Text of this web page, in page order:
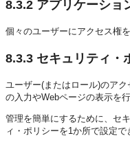
8.3.2 アプリケーショ
個々のユーザーにアクセス権
8.3.3 セキュリティ・
ユーザー(またはロール)のア
の入力やWebページの表示を
管理を簡単にするために、セ
ィ・ポリシーを1か所で設定で